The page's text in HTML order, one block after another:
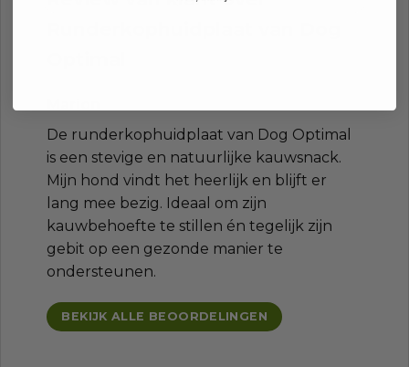
De runderkophuidplaat van Dog Optimal
is een stevige en natuurlijke kauwsnack.
Mijn hond vindt het heerlijk en blijft er
lang mee bezig. Ideaal om zijn
kauwbehoefte te stillen én tegelijk zijn
gebit op een gezonde manier te
ondersteunen.
BEKIJK ALLE BEOORDELINGEN